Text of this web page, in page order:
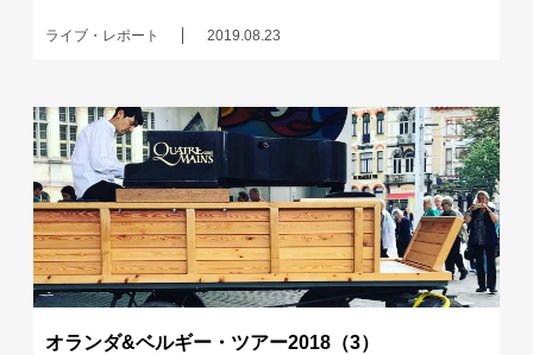
ライブ・レポート 2019.08.23
オランダ&ベルギー・ツアー2018（3）